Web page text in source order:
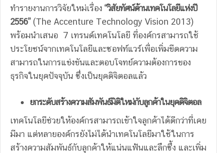
ทำรายงานการวิจัยใหม่เรื่อง “วิสัยทัศน์ด้านเทคโนโลยีแห่งปี
2556”(The Accenture Technology Vision 2013)
พร้อมนำเสนอ 7 เทรนด์เทคโนโลยี ที่องค์กรสามารถใช้
ประโยชน์จากเทคโนโลยีและซอฟท์แวร์เพื่อเพิ่มขีดความ
สามารถในการแข่งขันและตอบโจทย์ความต้องการของ
ธุรกิจในยุคปัจจุบัน ซึ่งเป็นยุคดิจิตอลแล้ว
ยกระดับสร้างความสัมพันธ์มิติใหม่กับลูกค้าในยุคดิจิตอล
เทคโนโลยีช่วยให้องค์กรสามารถเข้าใจลูกค้าได้ดีกว่าที่เคย
มีมา แต่หลายองค์กรยังไม่ได้นำเทคโนโลยีมาใช้ในการ
สร้างความสัมพันธ์กับลูกค้าให้แน่นแฟ้นและลึกซึ้ง และเพิ่ม